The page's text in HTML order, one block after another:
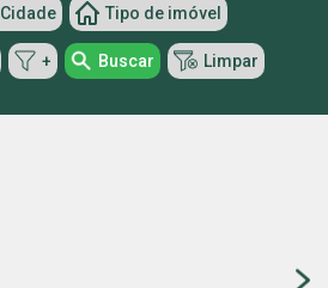
Cidade Tipo de imóvel
+ Buscar Limpar